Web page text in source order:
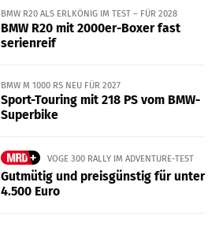
BMW R20 ALS ERLKÖNIG IM TEST – FÜR 2028
BMW R20 mit 2000er-Boxer fast
serienreif
BMW M 1000 RS NEU FÜR 2027
Sport-Touring mit 218 PS vom BMW-
Superbike
VOGE 300 RALLY IM ADVENTURE-TEST
Gutmütig und preisgünstig für unter
4.500 Euro